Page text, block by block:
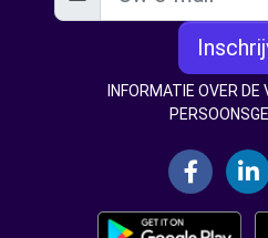
INFORMATIE OVER DE